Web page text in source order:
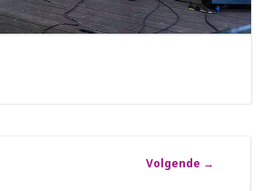
Volgende →